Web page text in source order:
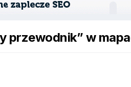
przewodnik” w